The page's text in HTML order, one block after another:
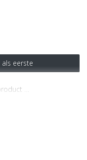
eerste
…